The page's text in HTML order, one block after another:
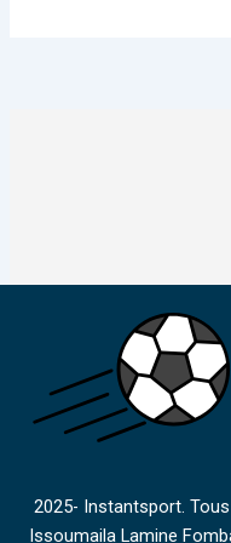
2025- Instantsport.
Issoumaila Lamine